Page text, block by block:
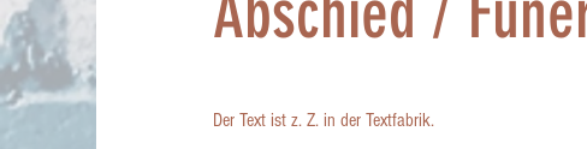
Der Text ist z. Z. in der Textfabrik.